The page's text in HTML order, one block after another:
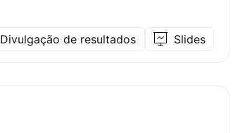
Divulgação de resultados Slides